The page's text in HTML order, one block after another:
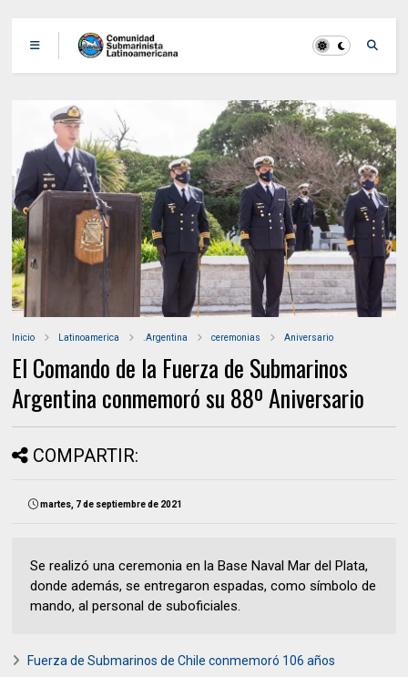
Inicio Latinoamerica .Argentina ceremonias Aniversario
El Comando de la Fuerza de Submarinos
Argentina conmemoró su 88º Aniversario
COMPARTIR:
martes, 7 de septiembre de 2021
Se realizó una ceremonia en la Base Naval Mar del Plata,
donde además, se entregaron espadas, como símbolo de
mando, al personal de suboficiales.
Fuerza de Submarinos de Chile conmemoró 106 años